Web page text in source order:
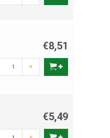
€8,51
+
€5,49